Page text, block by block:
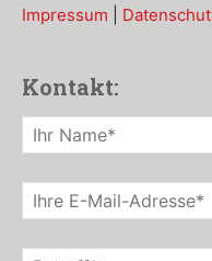
Impressum
Kontakt: